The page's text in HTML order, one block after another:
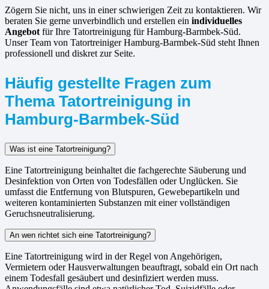
Zögern Sie nicht, uns in einer schwierigen Zeit zu kontaktieren. Wir
beraten Sie gerne unverbindlich und erstellen ein individuelles
Angebot für Ihre Tatortreinigung für Hamburg-Barmbek-Süd.
Unser Team von Tatortreiniger Hamburg-Barmbek-Süd steht Ihnen
professionell und diskret zur Seite.
Häufig gestellte Fragen zum
Thema Tatortreinigung in
Hamburg-Barmbek-Süd
Was ist eine Tatortreinigung?
Eine Tatortreinigung beinhaltet die fachgerechte Säuberung und
Desinfektion von Orten von Todesfällen oder Unglücken. Sie
umfasst die Entfernung von Blutspuren, Gewebepartikeln und
weiteren kontaminierten Substanzen mit einer vollständigen
Geruchsneutralisierung.
An wen richtet sich eine Tatortreinigung?
Eine Tatortreinigung wird in der Regel von Angehörigen,
Vermietern oder Hausverwaltungen beauftragt, sobald ein Ort nach
einem Todesfall gesäubert und desinfiziert werden muss.